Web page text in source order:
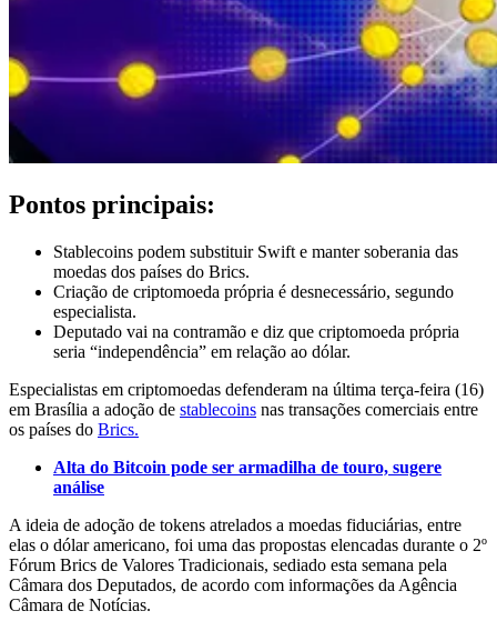
Pontos principais:
Stablecoins podem substituir Swift e manter soberania das
moedas dos países do Brics.
Criação de criptomoeda própria é desnecessário, segundo
especialista.
Deputado vai na contramão e diz que criptomoeda própria
seria “independência” em relação ao dólar.
Especialistas em criptomoedas defenderam na última terça-feira (16)
em Brasília a adoção de stablecoins nas transações comerciais entre
os países do Brics.
Alta do Bitcoin pode ser armadilha de touro, sugere
análise
A ideia de adoção de tokens atrelados a moedas fiduciárias, entre
elas o dólar americano, foi uma das propostas elencadas durante o 2º
Fórum Brics de Valores Tradicionais, sediado esta semana pela
Câmara dos Deputados, de acordo com informações da Agência
Câmara de Notícias.